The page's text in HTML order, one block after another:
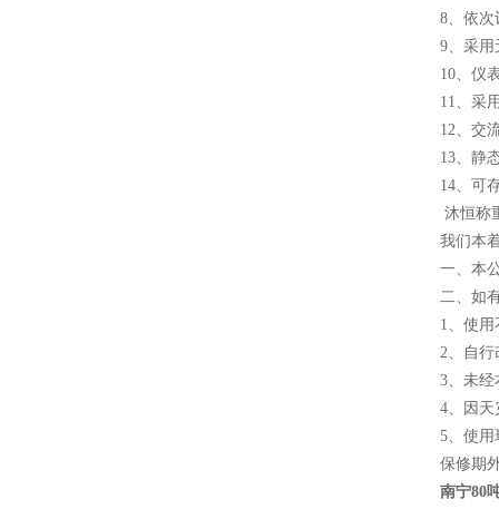
8、依次
9、采
10、仪
11、采
12、交
13、静
14、可
沐恒称
我们本
一、本
二、如
1、使
2、自行
3、未经
4、因天
5、使用
保修期
南宁80